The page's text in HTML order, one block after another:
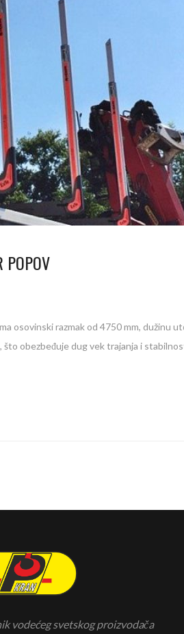
POPOV
osovinski razmak od 4750 mm, dužinu
obezbeđuje dug vek trajanja i
vodećeg svetskog proizvodača